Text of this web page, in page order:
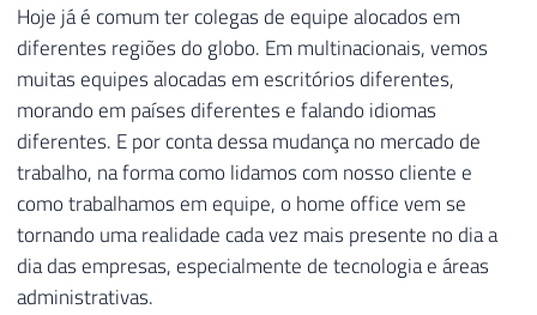
Hoje já é comum ter colegas de equipe alocados em
diferentes regiões do globo. Em multinacionais, vemos
muitas equipes alocadas em escritórios diferentes,
morando em países diferentes e falando idiomas
diferentes. E por conta dessa mudança no mercado de
trabalho, na forma como lidamos com nosso cliente e
como trabalhamos em equipe, o home office vem se
tornando uma realidade cada vez mais presente no dia a
dia das empresas, especialmente de tecnologia e áreas
administrativas.